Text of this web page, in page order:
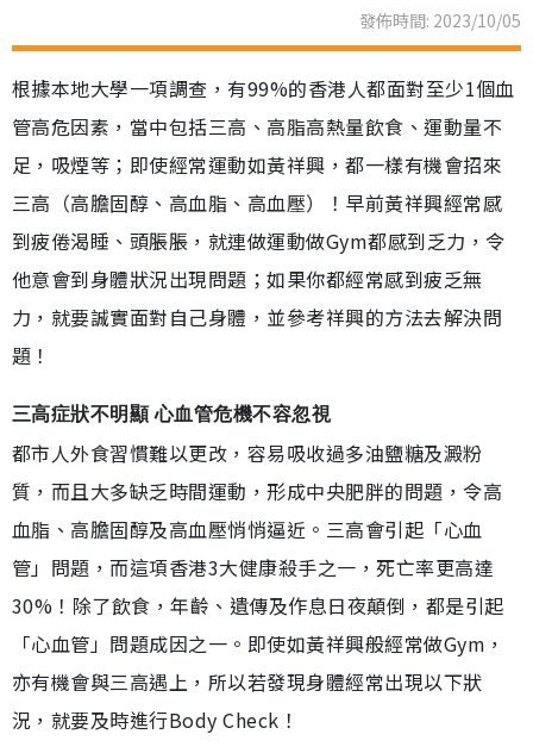
發佈時間: 2023/10/05
根據本地大學一項調查，有99%的香港人都面對至少1個血
管高危因素，當中包括三高、高脂高熱量飲食、運動量不
足，吸煙等；即使經常運動如黃祥興，都一樣有機會招來
三高（高膽固醇、高血脂、高血壓）！早前黃祥興經常感
到疲倦渴睡、頭脹脹，就連做運動做Gym都感到乏力，令
他意會到身體狀況出現問題；如果你都經常感到疲乏無
力，就要誠實面對自己身體，並參考祥興的方法去解決問
題！
三高症狀不明顯 心血管危機不容忽視
都市人外食習慣難以更改，容易吸收過多油鹽糖及澱粉
質，而且大多缺乏時間運動，形成中央肥胖的問題，令高
血脂、高膽固醇及高血壓悄悄逼近。三高會引起「心血
管」問題，而這項香港3大健康殺手之一，死亡率更高達
30%！除了飲食，年齡、遺傳及作息日夜顛倒，都是引起
「心血管」問題成因之一。即使如黃祥興般經常做Gym，
亦有機會與三高遇上，所以若發現身體經常出現以下狀
況，就要及時進行Body Check！